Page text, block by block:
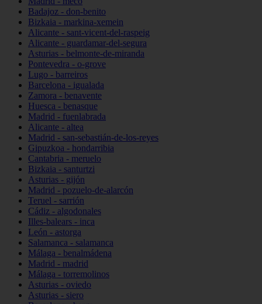
Badajoz - don-benito
Bizkaia - markina-xemein
Alicante - sant-vicent-del-raspeig
Alicante - guardamar-del-segura
Asturias - belmonte-de-miranda
Pontevedra - o-grove
Lugo - barreiros
Barcelona - igualada
Zamora - benavente
Huesca - benasque
Madrid - fuenlabrada
Alicante - altea
Madrid - san-sebastián-de-los-reyes
Gipuzkoa - hondarribia
Cantabria - meruelo
Bizkaia - santurtzi
Asturias - gijón
Madrid - pozuelo-de-alarcón
Teruel - sarrión
Cádiz - algodonales
Illes-balears - inca
León - astorga
Salamanca - salamanca
Málaga - benalmádena
Madrid - madrid
Málaga - torremolinos
Asturias - oviedo
Asturias - siero